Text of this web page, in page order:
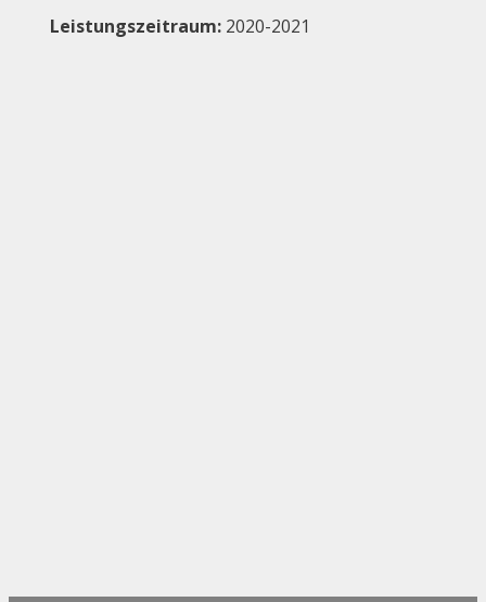
Leistungszeitraum: 2020-2021